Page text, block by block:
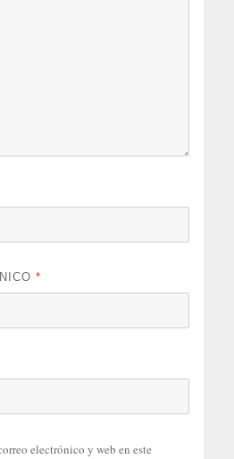
*
electrónico y web en este